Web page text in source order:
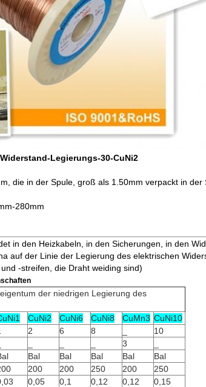
Legierungs-30-CuNi2
die in der Spule, groß als 1.50mm verpackt in der
280mm
in den Heizkabeln, in den Sicherungen, in den
auf der Linie der Legierung des elektrischen
-streifen, die Draht weiding sind)
der niedrigen Legierung des
CuNi2 CuNi6 CuNi8 CuMn3 CuNi10
2 6 8
10
3
Bal Bal Bal Bal
Bal
200 200 250 200
250
0,05 0,1 0,12 0,12
0,15